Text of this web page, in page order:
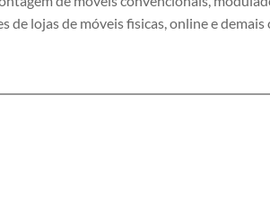
de lojas de móveis fisicas, online e demais